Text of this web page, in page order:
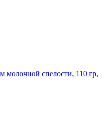
молочной спелости, 110 гр,